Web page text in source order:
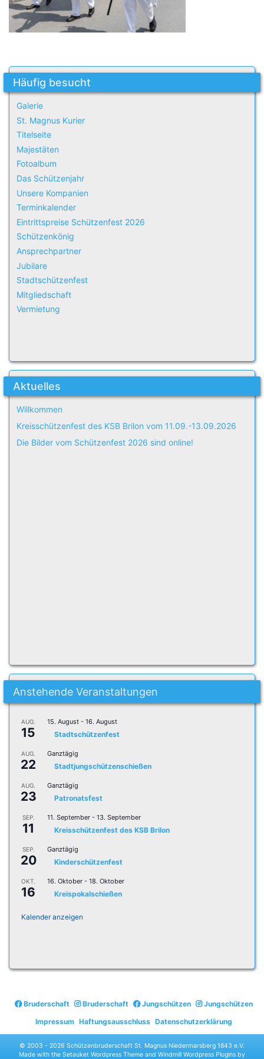
Häufig besucht
Galerie
St. Magnus Kurier
Titelseite
Majestäten
Fotoalbum
Das Schützenjahr
Unsere Kompanien
Terminkalender
Eintrittspreise Schützenfest 2026
Schützenkönig
Ansprechpartner
Jubilare
Stadtschützenfest
Mitgliedschaft
Vermietung
Aktuelles
Willkommen
Kreisschützenfest des KSB Brilon vom 11.09.-13.09.2026
Die Bilder vom Schützenfest 2026 sind online!
Anstehende Veranstaltungen
AUG.
15
15. August - 16. August
Stadtschützenfest
AUG.
22
Ganztägig
Stadtjungschützenschießen
AUG.
23
Ganztägig
Patronatsfest
SEP.
11
11. September - 13. September
Kreisschützenfest des KSB Brilon
SEP.
20
Ganztägig
Kinderschützenfest
OKT.
16
16. Oktober - 18. Oktober
Kreispokalschießen
Kalender anzeigen
Bruderschaft Bruderschaft Jungschützen
Jungschützen
Impressum Haftungsausschluss Datenschutzerklärung
© 2003 - 2026 Schützenbruderschaft St. Magnus Niedermarsberg 1843 e.V.
Made with the Setauket Wordpress Theme and Windmill Wordpress Plugins by